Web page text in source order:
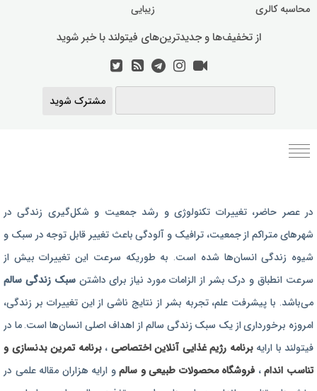
محاسبه کالری
زیبایی
از تخفیف‌ها و جدیدترین‌های فیتولند با خبر شوید
مشترک شوید
رژیم غذایی بارداری
برنامه رژیم درمانی
برنامه تمرین بدنسازی
برنامه تمرینی
محصولات طبیعی و سالم
در عصر حاضر،‌ تغییرات تکنولوژی و رشد جمعیت و شکل‌گیری زندگی‌ در
شهرهای متراکم از جمعیت، ترافیک و آلودگی باعث تغییر قابل توجه در سبک و
شیوه زندگی انسان‌ها شده است. به طوریکه سرعت این تغییرات بیش از
سرعت انطباق و درک بشر از الزامات مورد نیاز برای داشتنسبک زندگی سالم
می‌باشد. با پیشرفت علم، تجربه بشر از نتایج ناشی از این تغییرات بر زندگی،
امروزه برخورداری از یک سبک زندگی سالم از اهداف اصلی انسان‌ها است. ما در
فیتولند با ارایهبرنامه رژیم غذایی آنلاین اختصاصی ،برنامه تمرین بدنسازی و
تناسب اندام، فروشگاه محصولات طبیعی و سالمو ارایه هزاران مقاله علمی در